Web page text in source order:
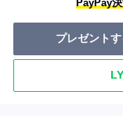
PayPay
プレゼントす